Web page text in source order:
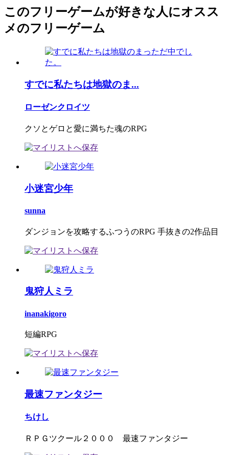
このフリーゲームが好きな人にオスス
メのフリーゲーム
すでに私たちは地獄のま...
ローゼンクロイツ
クソとゲロと愛に満ちた魂のRPG
小迷宮少年
sunna
ダンジョンを攻略するふつうのRPG 手抜きの2作品目
鬼狩人ミラ
inanakigoro
短編RPG
最速ファンタジー
ちけし
ＲＰＧツクール２０００ 最速ファンタジー